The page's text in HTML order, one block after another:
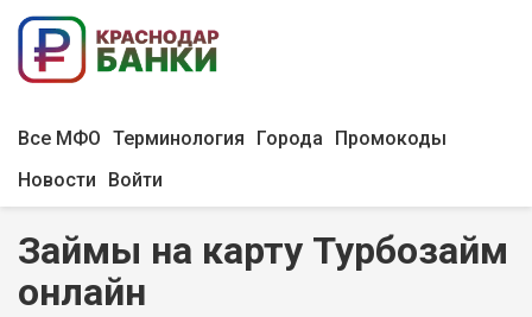
Все МФО Терминология Города
Промокоды
Новости
Войти
Займы на карту Турбозайм
онлайн